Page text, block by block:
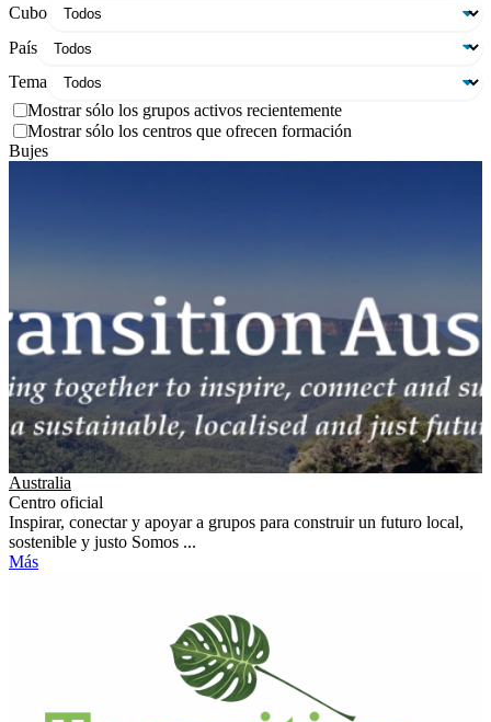
Cubo
País
Tema
Mostrar sólo los grupos activos recientemente
Mostrar sólo los centros que ofrecen formación
Bujes
Australia
Centro oficial
Inspirar, conectar y apoyar a grupos para construir un futuro local,
sostenible y justo Somos ...
Más